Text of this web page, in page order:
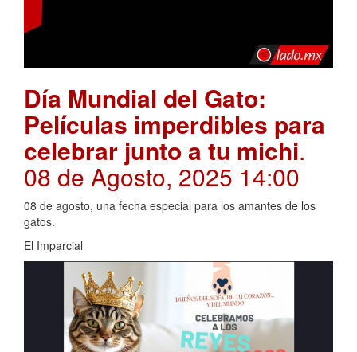
Día Mundial del Gato:
Películas imperdibles para
celebrar junto a tu michi.
08 de Agosto, 2025 14:00
08 de agosto, una fecha especial para los amantes de los
gatos.
El Imparcial